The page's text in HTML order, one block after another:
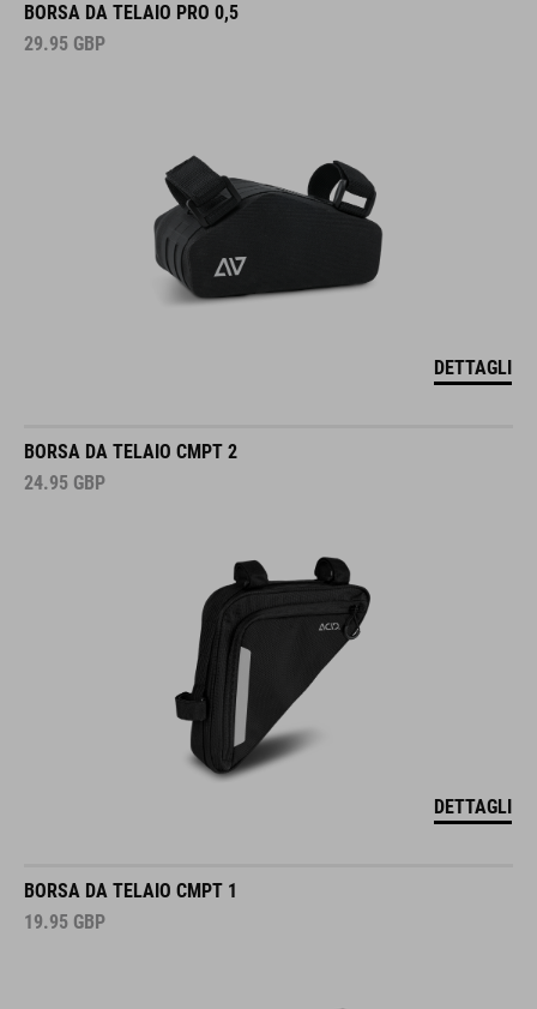
BORSA DA TELAIO PRO 0,5
29.95 GBP
DETTAGLI
BORSA DA TELAIO CMPT 2
24.95 GBP
DETTAGLI
BORSA DA TELAIO CMPT 1
19.95 GBP